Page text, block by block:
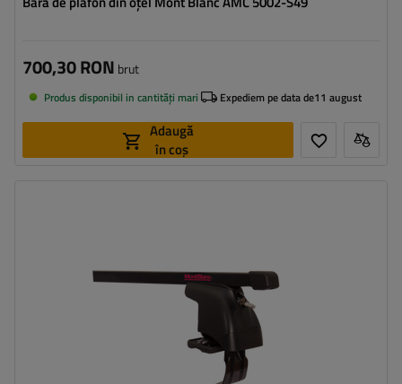
700,30 RON brut
Produs disponibil in cantități mari Expediem pe data de11 august
Adaugă
în coș